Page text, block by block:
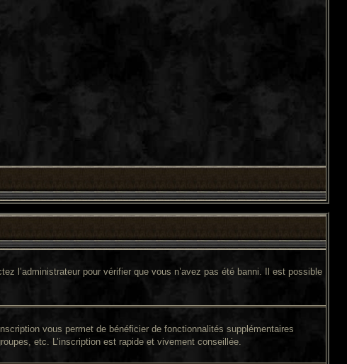
l’administrateur pour vérifier que vous n’avez pas été banni. Il est possible
vous permet de bénéficier de fonctionnalités supplémentaires
etc. L’inscription est rapide et vivement conseillée.